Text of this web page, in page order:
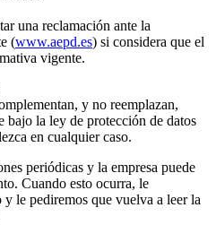
una reclamación ante la
(www.aepd.es) si considera que el
vigente.
y no reemplazan,
bajo la ley de protección de datos
en cualquier caso.
periódicas y la empresa puede
Cuando esto ocurra, le
le pediremos que vuelva a leer la